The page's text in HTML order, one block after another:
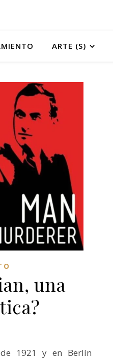
ARTE (S)
una
1921 y en Berlín